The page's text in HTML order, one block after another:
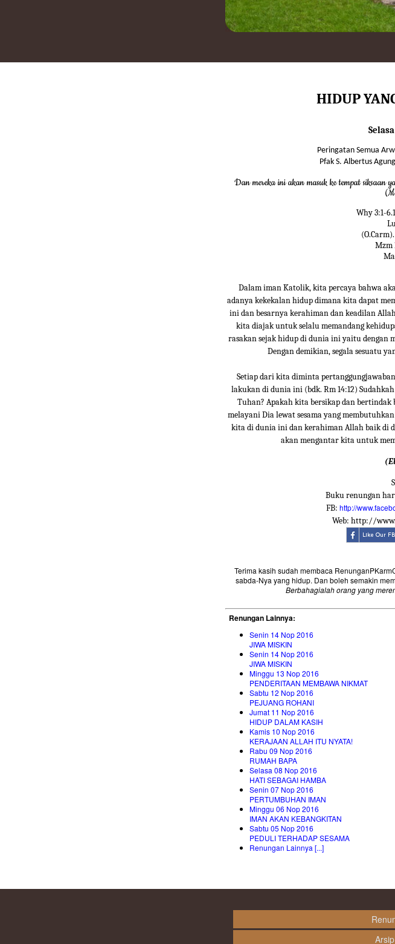
HIDUP
Peringatan Semua
Pfak S. Albertus
Dan mereka ini akan masuk ke tempat siksaan
Why 3:1-
Mzm
Dalam iman Katolik, kita percaya bahwa
adanya kekekalan hidup dimana kita dapat
ini dan besarnya kerahiman dan keadilan
kita diajak untuk selalu memandang
rasakan sejak hidup di dunia ini yaitu dengan
Dengan demikian, segala sesuatu
Setiap dari kita diminta
lakukan di dunia ini (bdk. Rm 14:12)
Tuhan? Apakah kita bersikap dan
melayani Dia lewat sesama yang
kita di dunia ini dan kerahiman Allah baik di
akan mengantar kita untuk
Buku renungan
FB: http://
Web: http://
Terima kasih sudah membaca
sabda-Nya yang hidup. Dan boleh semakin
Berbahagialah orang yang
Renungan Lainnya:
Senin 14 Nop 2016
JIWA MISKIN
Senin 14 Nop 2016
JIWA MISKIN
Minggu 13 Nop 2016
PENDERITAAN MEMBAWA NIKMAT
Sabtu 12 Nop 2016
PEJUANG ROHANI
Jumat 11 Nop 2016
HIDUP DALAM KASIH
Kamis 10 Nop 2016
KERAJAAN ALLAH ITU NYATA!
Rabu 09 Nop 2016
RUMAH BAPA
Selasa 08 Nop 2016
HATI SEBAGAI HAMBA
Senin 07 Nop 2016
PERTUMBUHAN IMAN
Minggu 06 Nop 2016
IMAN AKAN KEBANGKITAN
Sabtu 05 Nop 2016
PEDULI TERHADAP SESAMA
Renungan Lainnya [...]